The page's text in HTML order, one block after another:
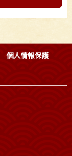
個人情報保護